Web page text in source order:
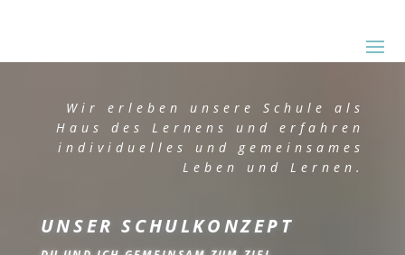
Wir erleben unsere Schule als
Haus des Lernens und erfahren
individuelles und gemeinsames
Leben und Lernen.
UNSER SCHULKONZEPT